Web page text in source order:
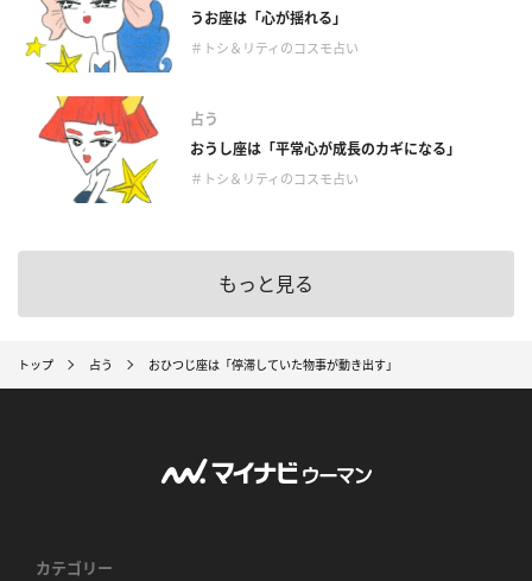
うお座は「心が揺れる」
＃トシ＆リティのコスモ占い
占う
おうし座は「平常心が成長のカギになる」
＃トシ＆リティのコスモ占い
もっと見る
トップ 占う おひつじ座は「停滞していた物事が動き出す」
カテゴリー